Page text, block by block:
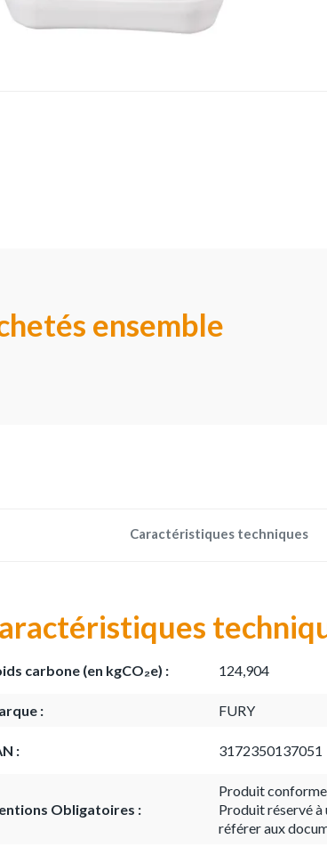
ensemble
Caractéristiques techniques
carbone (en kgCO₂e) : 124,904
: FURY
: 3172350137051
Obligatoires :
Produit
Produit réservé à
référer aux